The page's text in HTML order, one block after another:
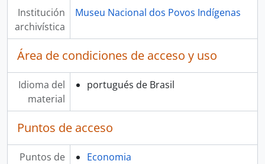
Institución
archivística
Museu Nacional dos Povos Indígenas
Área de condiciones de acceso y uso
Idioma del
material
portugués de Brasil
Puntos de acceso
Puntos de
Economia